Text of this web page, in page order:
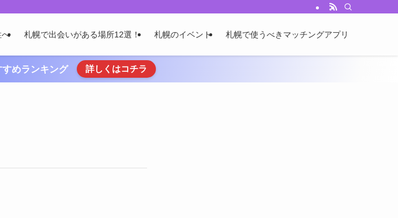
へ 札幌で出会いがある場所12選！ 札幌のイベント 札幌で使うべきマッチングアプリ
すめランキング 詳しくはコチラ